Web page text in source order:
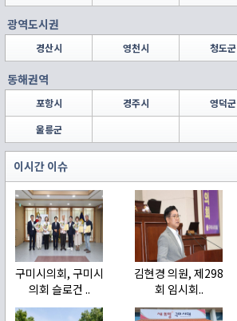
광역도시권
경산시 영천시 청도군
동해권역
포항시 경주시 영덕군
울릉군
이시간 이슈
구미시의회, 구미시
의회 슬로건 ..
김현경 의원, 제298
회 임시회..